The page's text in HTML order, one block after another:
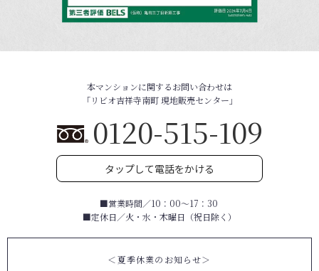
本マンションに関するお問い合わせは
「リビオ吉祥寺南町 現地販売センター」
0120-515-109
タップして電話をかける
■営業時間／10：00～17：30
■定休日／火・水・木曜日（祝日除く）
＜夏季休業のお知らせ＞